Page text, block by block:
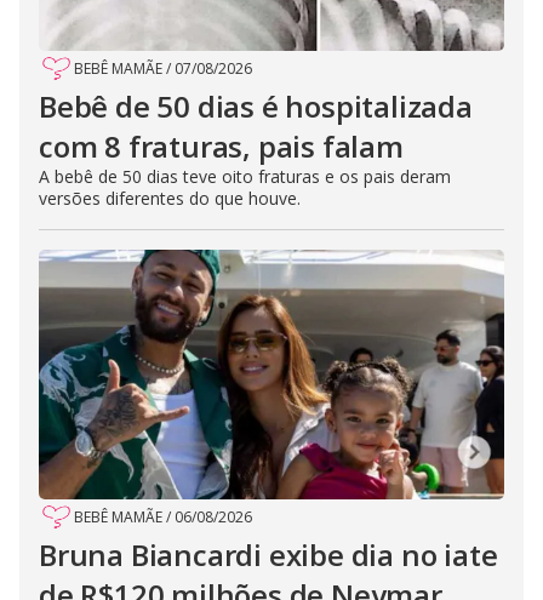
BEBÊ MAMÃE/ 07/08/2026
Bebê de 50 dias é hospitalizada
com 8 fraturas, pais falam
A bebê de 50 dias teve oito fraturas e os pais deram
versões diferentes do que houve.
BEBÊ MAMÃE/ 06/08/2026
Bruna Biancardi exibe dia no iate